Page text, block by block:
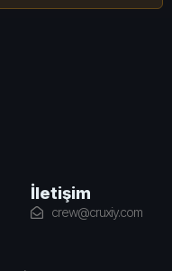
İletişim
crew@cruxiy.com